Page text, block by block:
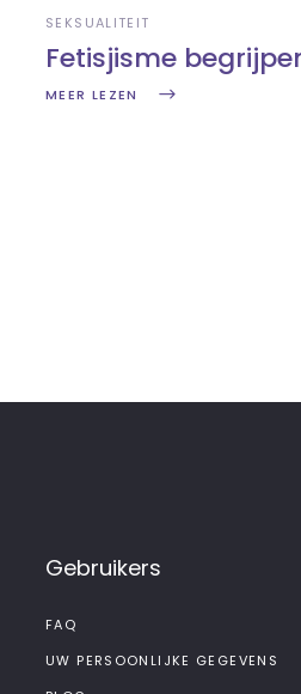
SEKSUALITEIT
Fetisjisme
MEER LEZEN
Gebruikers
FAQ
UW PERSOONLIJKE GEGEVENS